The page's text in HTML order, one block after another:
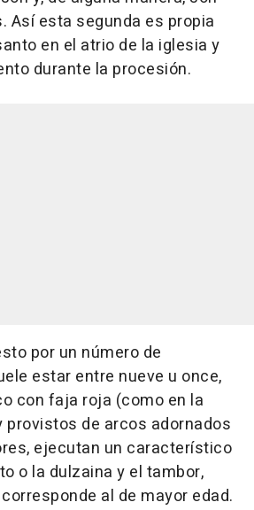
Así esta segunda es propia
en el atrio de la iglesia y
durante la procesión.
por un número de
estar entre nueve u once,
con faja roja (como en la
provistos de arcos adornados
ejecutan un característico
o la dulzaina y el tambor,
al de mayor edad.